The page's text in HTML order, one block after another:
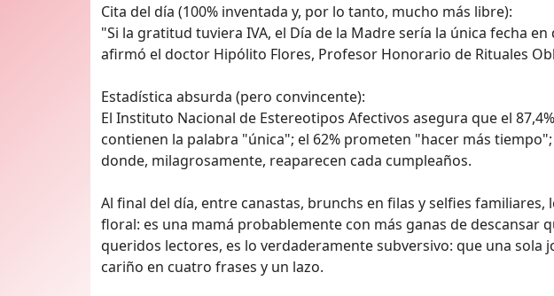
Cita del día (100% inventada y, por lo tanto, mucho más libre):
"Si la gratitud tuviera IVA, el Día de la Madre sería la única fecha
afirmó el doctor Hipólito Flores, Profesor Honorario de Rituales
Estadística absurda (pero convincente):
El Instituto Nacional de Estereotipos Afectivos asegura que el
contienen la palabra "única"; el 62% prometen "hacer más
donde, milagrosamente, reaparecen cada cumpleaños.
Al final del día, entre canastas, brunchs en filas y selfies
floral: es una mamá probablemente con más ganas de descansar
queridos lectores, es lo verdaderamente subversivo: que una sola
cariño en cuatro frases y un lazo.